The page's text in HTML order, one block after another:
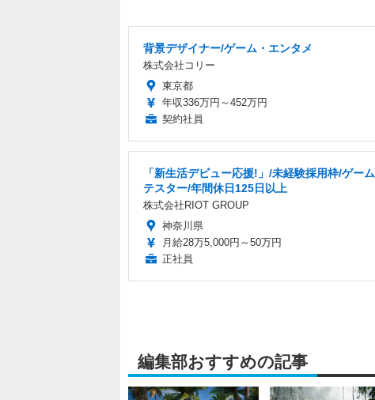
背景デザイナー/ゲーム・エンタメ
株式会社コリー
東京都
年収336万円～452万円
契約社員
「新生活デビュー応援!」/未経験採用枠/ゲーム
テスター/年間休日125日以上
株式会社RIOT GROUP
神奈川県
月給28万5,000円～50万円
正社員
編集部おすすめの記事